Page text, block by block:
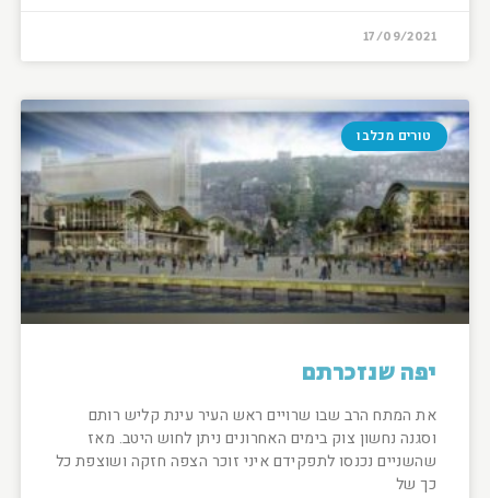
17/09/2021
טורים מכלבו
יפה שנזכרתם
את המתח הרב שבו שרויים ראש העיר עינת קליש רותם
וסגנה נחשון צוק בימים האחרונים ניתן לחוש היטב. מאז
שהשניים נכנסו לתפקידם איני זוכר הצפה חזקה ושוצפת כל
כך של